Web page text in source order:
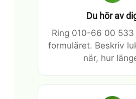
Du hör av
Ring 010-66 00
formuläret. Beskriv
när, hur